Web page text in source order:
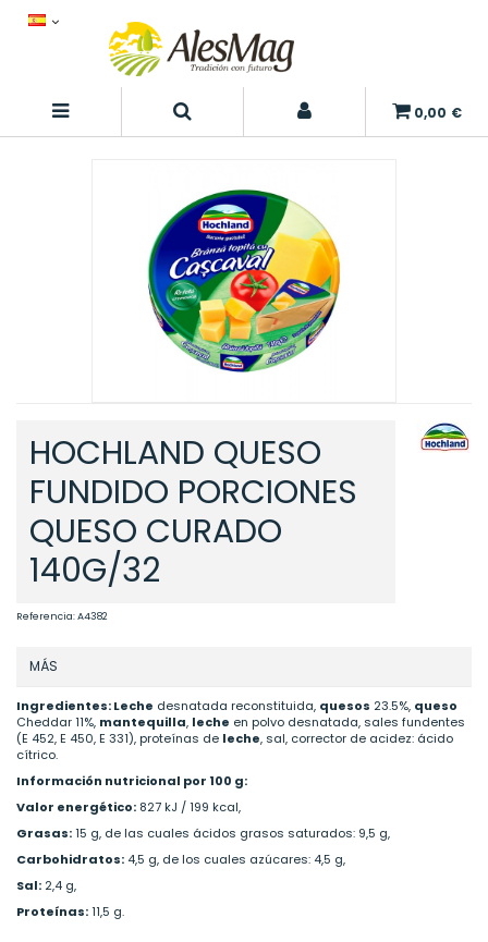
0,00 €
HOCHLAND QUESO
FUNDIDO PORCIONES
QUESO CURADO
140G/32
Referencia:A4382
MÁS
Ingredientes:Leche desnatada reconstituida, quesos 23.5%, queso
Cheddar 11%, mantequilla, leche en polvo desnatada, sales fundentes
(E 452, E 450, E 331), proteínas de leche, sal, corrector de acidez: ácido
cítrico.
Información nutricional por 100 g:
Valor energético: 827 kJ / 199 kcal,
Grasas:15 g, de las cuales ácidos grasos saturados: 9,5 g,
Carbohidratos: 4,5 g, de los cuales azúcares: 4,5 g,
Sal: 2,4 g,
Proteínas:11,5 g.